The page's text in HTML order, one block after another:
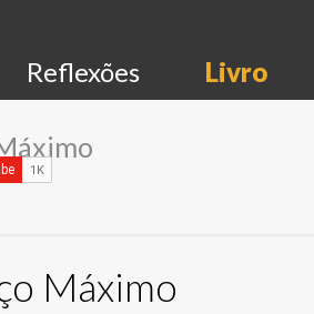
Reflexões Livro
Máximo